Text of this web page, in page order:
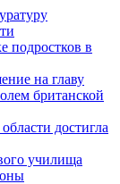
подростков в
на главу
британской
достигла
училища